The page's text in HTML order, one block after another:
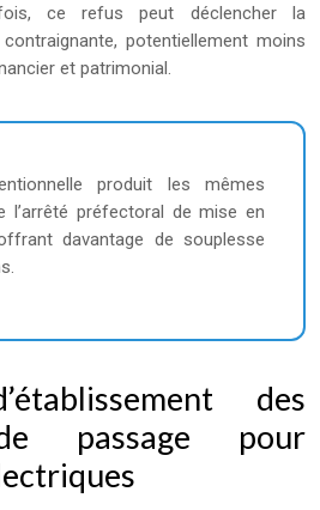
ce refus peut déclencher la
potentiellement moins
et patrimonial.
produit les mêmes
l’arrêté préfectoral de mise en
davantage de souplesse
des
passage pour